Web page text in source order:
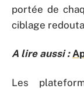
portée de
ciblage
A lire aussi :
Les